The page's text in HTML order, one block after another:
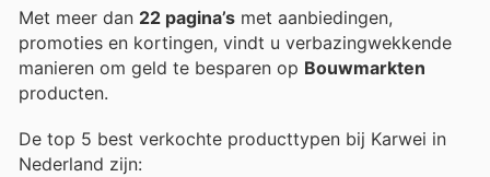
Met meer dan 22 pagina’s met aanbiedingen,
promoties en kortingen, vindt u verbazingwekkende
manieren om geld te besparen op Bouwmarkten
producten.
De top 5 best verkochte producttypen bij Karwei in
Nederland zijn: